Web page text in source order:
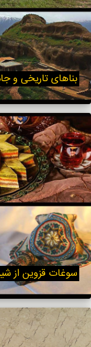
بناهای تاریخی و
سوغات قزوین از